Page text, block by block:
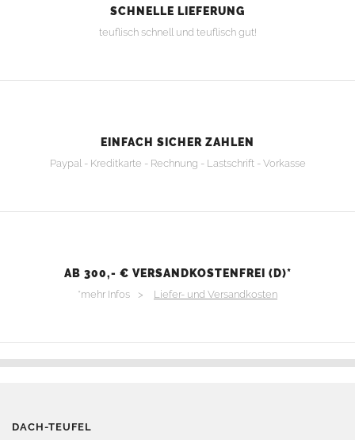
SCHNELLE LIEFERUNG
teuflisch schnell und teuflisch gut!
EINFACH SICHER ZAHLEN
Paypal - Kreditkarte - Rechnung - Lastschrift - Vorkasse
AB 300,- € VERSANDKOSTENFREI (D)*
*mehr Infos > Liefer- und Versandkosten
DACH-TEUFEL